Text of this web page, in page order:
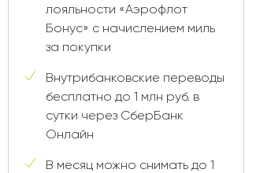
лояльности «Аэрофлот
Бонус» с начислением миль
за покупки
Внутрибанковские переводы
бесплатно до 1 млн руб. в
сутки через СберБанк
Онлайн
В месяц можно снимать до 1